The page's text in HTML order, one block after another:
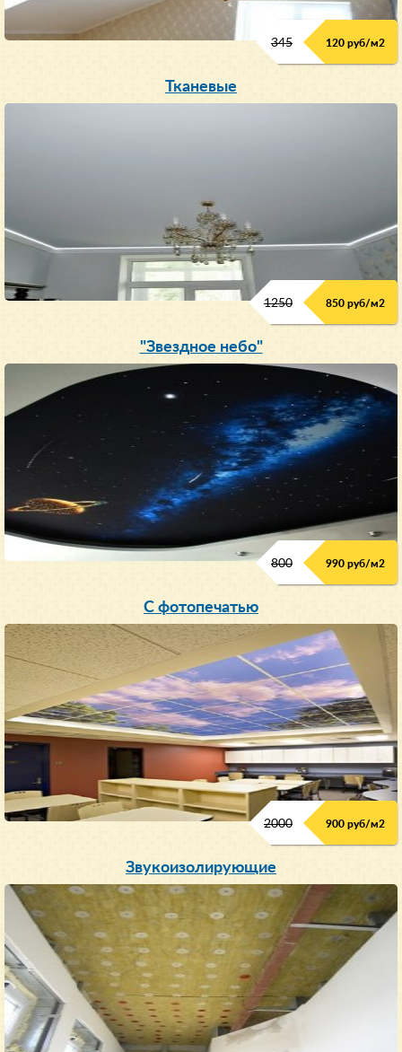
345 120 руб/м2
Тканевые
1250 850 руб/м2
"Звездное небо"
800 990 руб/м2
С фотопечатью
2000 900 руб/м2
Звукоизолирующие